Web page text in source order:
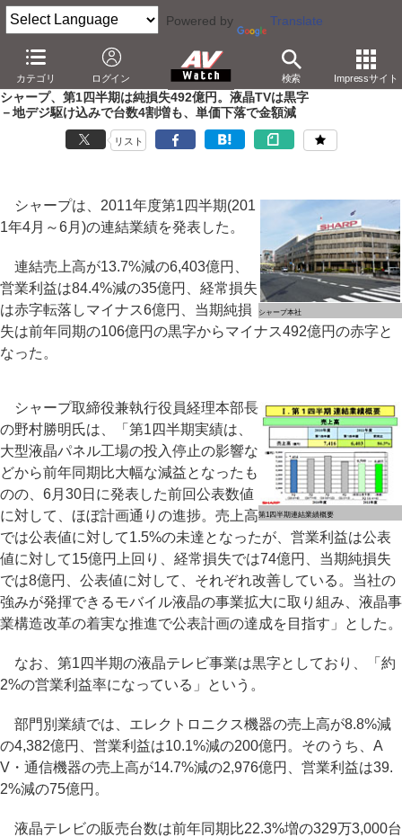
Powered by Translate
カテゴリ ログイン 検索 Impressサイト
AV Watch 動向 業界動向
経営/IR
シャープ、第1四半期は純損失492億円。液晶TVは黒字
－地デジ駆け込みで台数4割増も、単価下落で金額減
リスト
シャープ本社
シャープは、2011年度第1四半期(201
1年4月～6月)の連結業績を発表した。
連結売上高が13.7%減の6,403億円、
営業利益は84.4%減の35億円、経常損失
は赤字転落しマイナス6億円、当期純損
失は前年同期の106億円の黒字からマイナス492億円の赤字と
なった。
第1四半期連結業績概要
シャープ取締役兼執行役員経理本部長
の野村勝明氏は、「第1四半期実績は、
大型液晶パネル工場の投入停止の影響な
どから前年同期比大幅な減益となったも
のの、6月30日に発表した前回公表数値
に対して、ほぼ計画通りの進捗。売上高
では公表値に対して1.5%の未達となったが、営業利益は公表
値に対して15億円上回り、経常損失では74億円、当期純損失
では8億円、公表値に対して、それぞれ改善している。当社の
強みが発揮できるモバイル液晶の事業拡大に取り組み、液晶事
業構造改革の着実な推進で公表計画の達成を目指す」とした。
なお、第1四半期の液晶テレビ事業は黒字としており、「約
2%の営業利益率になっている」という。
部門別業績では、エレクトロニクス機器の売上高が8.8%減
の4,382億円、営業利益は10.1%減の200億円。そのうち、A
V・通信機器の売上高が14.7%減の2,976億円、営業利益は39.
2%減の75億円。
液晶テレビの販売台数は前年同期比22.3%増の329万3,000台